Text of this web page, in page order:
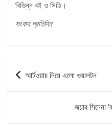
বিভিন্ন বই ও সিডি।
সংবাদ প্রতিদিন
পোস্ট
স্মার্টওয়াচ নিয়ে এলো ওয়ালটন
জয়ার সিনেমা